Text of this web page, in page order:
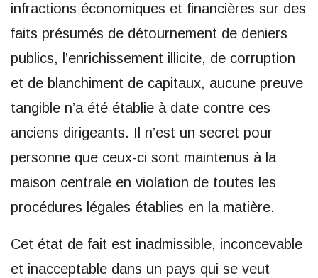
infractions économiques et financières sur des
faits présumés de détournement de deniers
publics, l’enrichissement illicite, de corruption
et de blanchiment de capitaux, aucune preuve
tangible n’a été établie à date contre ces
anciens dirigeants. Il n’est un secret pour
personne que ceux-ci sont maintenus à la
maison centrale en violation de toutes les
procédures légales établies en la matière.
Cet état de fait est inadmissible, inconcevable
et inacceptable dans un pays qui se veut